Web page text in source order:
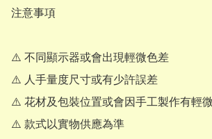
注意事項
⚠️ 不同顯示器或會出現輕微色差
⚠️ 人手量度尺寸或有少許誤差
⚠️ 花材及包裝位置或會因手工製作有輕
⚠️ 款式以實物供應為準